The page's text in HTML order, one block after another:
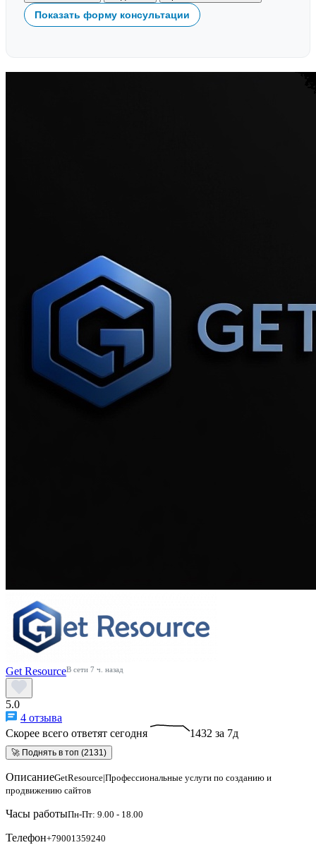
Показать форму консультации
Get ResourceВ сети 7 ч. назад
5.0
4 отзыва
Скорее всего ответят сегодня
1432 за 7д
🚀 Поднять в топ (2131)
ОписаниеGetResource|Профессиональные услуги по созданию и
продвижению сайтов
Часы работыПн-Пт: 9.00 - 18.00
Телефон+79001359240